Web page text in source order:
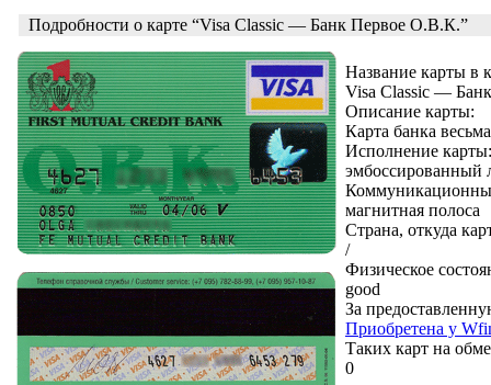
Подробности о карте “Visa Classic — Банк Первое О.В.К.”
Название карты в
Visa Classic —
Описание карты:
Карта банка
Исполнение карты:
эмбоссированный
магнитная полоса
Страна, откуда
/
Физическое
good
За
Приобретена у
Таких карт на
0